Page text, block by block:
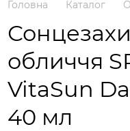
Головна Каталог
обличчя
VitaSun
40 мл